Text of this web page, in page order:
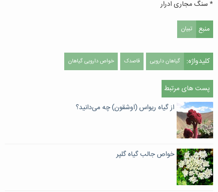
* سنگ مجاری ادرار
منبع تبیان
کلیدواژه: گیاهان دارویی قاصدک خواص دارویی گیاهان
پست های مرتبط
از گیاه ریواس (اوشقون) چه می‌دانید؟
خواص جالب گیاه گلپر